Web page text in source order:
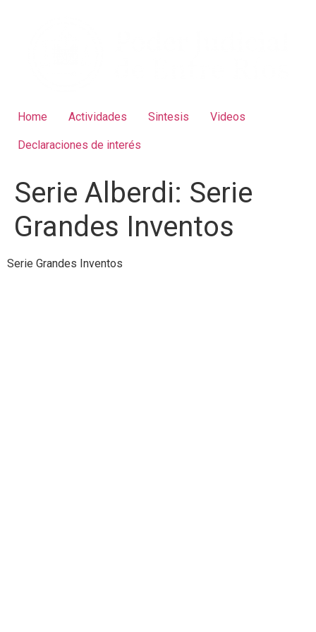
Home Actividades Sintesis Videos
Declaraciones de interés
Serie Alberdi: Serie
Grandes Inventos
Serie Grandes Inventos